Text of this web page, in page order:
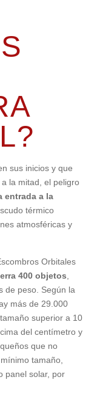
sus inicios y que
la mitad, el peligro
entrada a la
térmico
atmosféricas y
Orbitales
400 objetos
de peso. Según la
más de 29.000
superior a 10
del centímetro y
que no
tamaño,
panel solar, por